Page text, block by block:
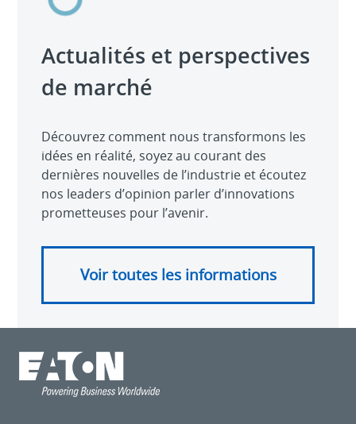
Actualités et perspectives
de marché
Découvrez comment nous transformons les
idées en réalité, soyez au courant des
dernières nouvelles de l’industrie et écoutez
nos leaders d’opinion parler d’innovations
prometteuses pour l’avenir.
Voir toutes les informations